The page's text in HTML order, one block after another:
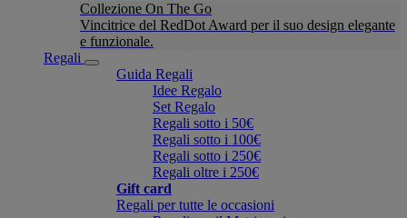
Collezione On The Go
Vincitrice del RedDot Award per il suo design elegante
e funzionale.
Regali
Guida Regali
Idee Regalo
Set Regalo
Regali sotto i 50€
Regali sotto i 100€
Regali sotto i 250€
Regali oltre i 250€
Gift card
Regali per tutte le occasioni